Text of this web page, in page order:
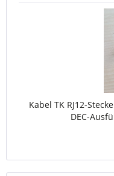
Kabel TK RJ12-
DEC-